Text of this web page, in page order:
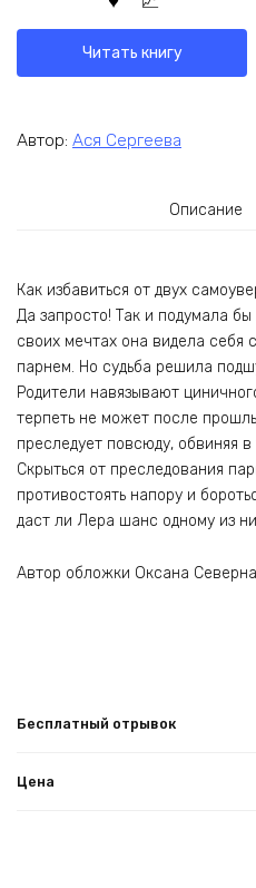
Читать книгу
Автор: Ася Сергеева
Описание
Как избавиться от двух
Да запросто! Так и подумала
своих мечтах она видела себя
парнем. Но судьба решила
Родители навязывают
терпеть не может после
преследует повсюду, обвиняя
Скрыться от преследования
противостоять напору и
даст ли Лера шанс одному из
Автор обложки Оксана
Бесплатный отрывок
Цена